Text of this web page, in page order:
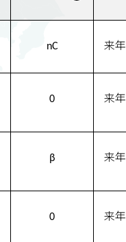
nC 来年
0 来年
β 来年
0 来年